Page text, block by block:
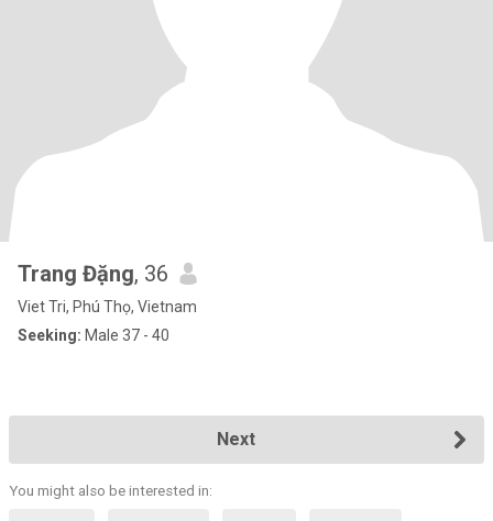
Trang Đặng, 36
Viet Tri, Phú Thọ, Vietnam
Seeking: Male 37 - 40
Next
You might also be interested in: